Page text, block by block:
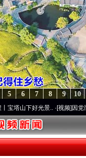
10
9
8
7
6
5
光景..·[视频]因党而生 为党